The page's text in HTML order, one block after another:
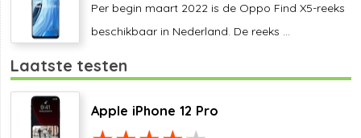
Per begin maart 2022 is de Oppo Find X5-reeks
beschikbaar in Nederland. De reeks ...
Laatste testen
Apple iPhone 12 Pro